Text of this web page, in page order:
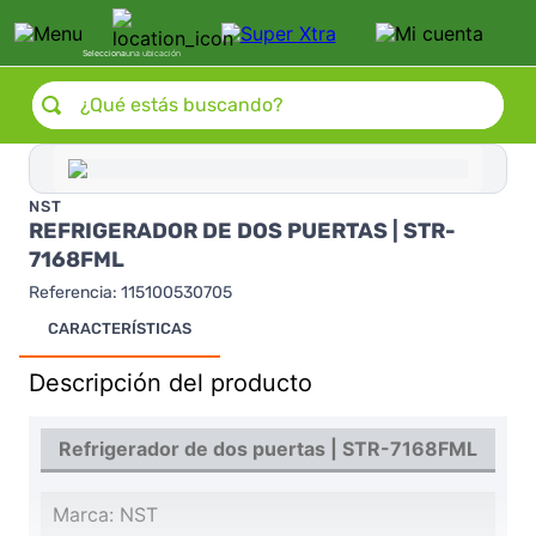
Seleccionauna ubicación
¿Qué estás buscando?
NST
REFRIGERADOR DE DOS PUERTAS | STR-
7168FML
Referencia: 115100530705
CARACTERÍSTICAS
Descripción del producto
Refrigerador de dos puertas | STR-7168FML
Marca: NST